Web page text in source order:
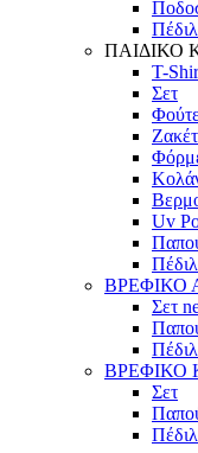
ΠΑΙΔΙΚΟ
T-
Σετ
Uv
ΒΡΕΦΙΚΟ
Σετ
ΒΡΕΦΙΚΟ
Σετ